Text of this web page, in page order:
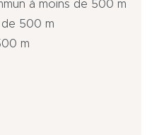
à moins de 500 m
de 500 m
m